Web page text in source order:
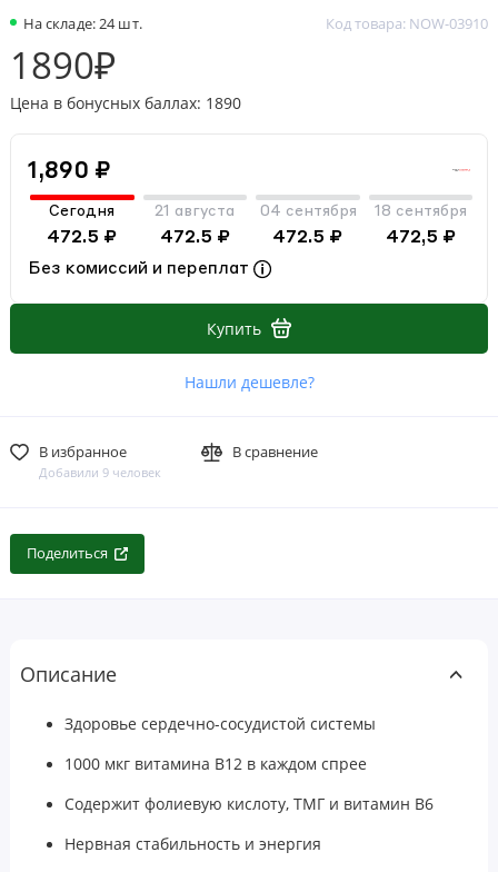
На складе: 24 шт. Код товара: NOW-03910
1890₽
Цена в бонусных баллах: 1890
1,890 ₽
Сегодня
472.5 ₽
21 августа
472.5 ₽
04 сентября
472.5 ₽
18 сентября
472,5 ₽
Без комиссий и переплат
Купить
Нашли дешевле?
В избранное
Добавили 9 человек
В сравнение
Поделиться
Описание
Здоровье сердечно-сосудистой системы
1000 мкг витамина B12 в каждом спрее
Содержит фолиевую кислоту, ТМГ и витамин B6
Нервная стабильность и энергия